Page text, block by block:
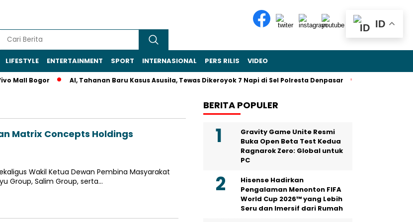
LIFESTYLE ENTERTAINMENT SPORT INTERNASIONAL PERS RILIS VIDEO
Mall Bogor AI, Tahanan Baru Kasus Asusila, Tewas Dikeroyok 7 Napi di Sel Polresta Denpasar
Matrix Concepts Holdings
Wakil Ketua Dewan Pembina Masyarakat
Group, Salim Group, serta…
BERITA POPULER
Gravity Game Unite Resmi
Buka Open Beta Test Kedua
Ragnarok Zero: Global untuk
PC
Hisense Hadirkan
Pengalaman Menonton FIFA
World Cup 2026™ yang Lebih
Seru dan Imersif dari Rumah
ID